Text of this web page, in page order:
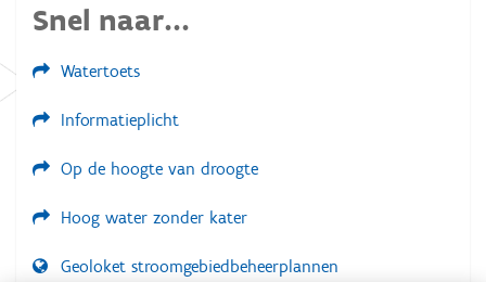
Snel naar...
Watertoets
Informatieplicht
Op de hoogte van droogte
Hoog water zonder kater
Geoloket stroomgebiedbeheerplannen